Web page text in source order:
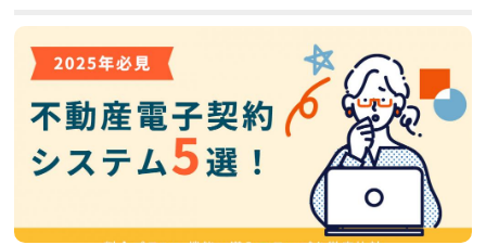
かねません。特に、日々変動する法改正への対応や、複雑な個別事案
への判断は、専門知識を持つ弁護士や司法書士に頼るのが一般的でし
たが、時間やコストの面で課題がありました。
しかし、近年、法律とテクノロジーを融合させた「リーガルテック
（Legal Tech）」の進化が、不動産業界の法務業務に大きな変革をも
たらしています。リーガルテックツールは、AIによる契約書レビュ
ー、法務相談の効率化、コンプライアンスチェックの自動化などを可
能にし、不動産会社が抱える法務リスクを大幅に軽減し、業務を効率
化するための強力なソリューションとなっています。